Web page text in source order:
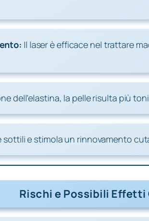
Il laser è efficace nel trattare
dell’elastina, la pelle risulta più
sottili e stimola un rinnovamento
Rischi e Possibili